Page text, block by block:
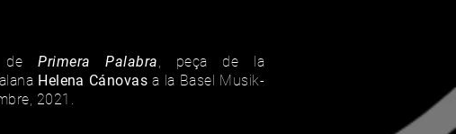
dePrimera Palabra, peça de la
Helena Cánovas a la Basel Musik-
2021.